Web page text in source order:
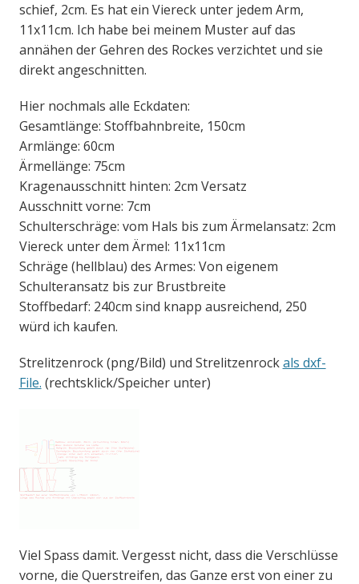
schief, 2cm. Es hat ein Viereck unter jedem Arm,
11x11cm. Ich habe bei meinem Muster auf das
annähen der Gehren des Rockes verzichtet und sie
direkt angeschnitten.
Hier nochmals alle Eckdaten:
Gesamtlänge: Stoffbahnbreite, 150cm
Armlänge: 60cm
Ärmellänge: 75cm
Kragenausschnitt hinten: 2cm Versatz
Ausschnitt vorne: 7cm
Schulterschräge: vom Hals bis zum Ärmelansatz: 2cm
Viereck unter dem Ärmel: 11x11cm
Schräge (hellblau) des Armes: Von eigenem
Schulteransatz bis zur Brustbreite
Stoffbedarf: 240cm sind knapp ausreichend, 250
würd ich kaufen.
Strelitzenrock (png/Bild) und Strelitzenrockals dxf-
File. (rechtsklick/Speicher unter)
Viel Spass damit. Vergesst nicht, dass die Verschlüsse
vorne, die Querstreifen, das Ganze erst von einer zu